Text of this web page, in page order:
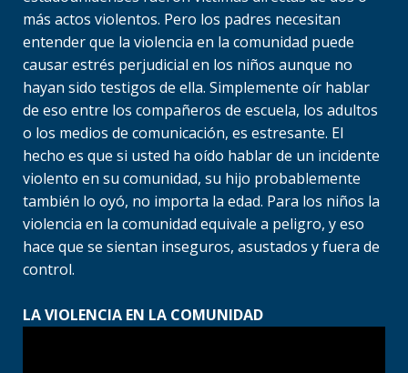
más actos violentos. Pero los padres necesitan
entender que la violencia en la comunidad puede
causar estrés perjudicial en los niños aunque no
hayan sido testigos de ella. Simplemente oír hablar
de eso entre los compañeros de escuela, los adultos
o los medios de comunicación, es estresante. El
hecho es que si usted ha oído hablar de un incidente
violento en su comunidad, su hijo probablemente
también lo oyó, no importa la edad. Para los niños la
violencia en la comunidad equivale a peligro, y eso
hace que se sientan inseguros, asustados y fuera de
control.
LA VIOLENCIA EN LA COMUNIDAD